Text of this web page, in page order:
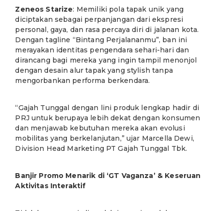
Zeneos Starize: Memiliki pola tapak unik yang
diciptakan sebagai perpanjangan dari ekspresi
personal, gaya, dan rasa percaya diri di jalanan kota.
Dengan tagline “Bintang Perjalananmu”, ban ini
merayakan identitas pengendara sehari-hari dan
dirancang bagi mereka yang ingin tampil menonjol
dengan desain alur tapak yang stylish tanpa
mengorbankan performa berkendara.
“Gajah Tunggal dengan lini produk lengkap hadir di
PRJ untuk berupaya lebih dekat dengan konsumen
dan menjawab kebutuhan mereka akan evolusi
mobilitas yang berkelanjutan,” ujar Marcella Dewi,
Division Head Marketing PT Gajah Tunggal Tbk.
Banjir Promo Menarik di ‘GT Vaganza’ & Keseruan
Aktivitas Interaktif